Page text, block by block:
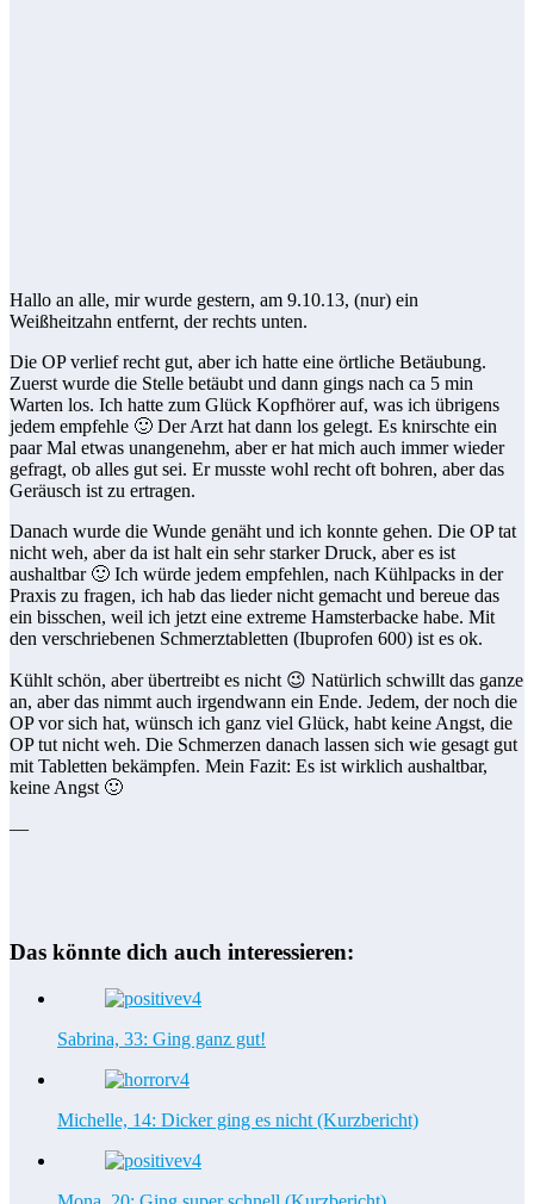
Hallo an alle, mir wurde gestern, am 9.10.13, (nur) ein
Weißheitzahn entfernt, der rechts unten.
Die OP verlief recht gut, aber ich hatte eine örtliche Betäubung.
Zuerst wurde die Stelle betäubt und dann gings nach ca 5 min
Warten los. Ich hatte zum Glück Kopfhörer auf, was ich übrigens
jedem empfehle 🙂 Der Arzt hat dann los gelegt. Es knirschte ein
paar Mal etwas unangenehm, aber er hat mich auch immer wieder
gefragt, ob alles gut sei. Er musste wohl recht oft bohren, aber das
Geräusch ist zu ertragen.
Danach wurde die Wunde genäht und ich konnte gehen. Die OP tat
nicht weh, aber da ist halt ein sehr starker Druck, aber es ist
aushaltbar 🙂 Ich würde jedem empfehlen, nach Kühlpacks in der
Praxis zu fragen, ich hab das lieder nicht gemacht und bereue das
ein bisschen, weil ich jetzt eine extreme Hamsterbacke habe. Mit
den verschriebenen Schmerztabletten (Ibuprofen 600) ist es ok.
Kühlt schön, aber übertreibt es nicht 😉 Natürlich schwillt das ganze
an, aber das nimmt auch irgendwann ein Ende. Jedem, der noch die
OP vor sich hat, wünsch ich ganz viel Glück, habt keine Angst, die
OP tut nicht weh. Die Schmerzen danach lassen sich wie gesagt gut
mit Tabletten bekämpfen. Mein Fazit: Es ist wirklich aushaltbar,
keine Angst 🙂
—
Das könnte dich auch interessieren:
Sabrina, 33: Ging ganz gut!
Michelle, 14: Dicker ging es nicht (Kurzbericht)